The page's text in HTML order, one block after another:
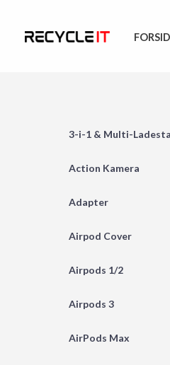
3-i-1 & Multi-
Action Kamera
Adapter
Airpod Cover
Airpods 1/2
Airpods 3
AirPods Max